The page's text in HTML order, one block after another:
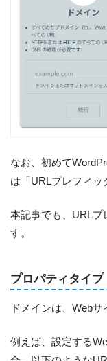
なお、初めて
は「URLプレフィッ
本記事でも、URLプ
す。
プロパティタイプ
ドメインは、Web
例えば、設定する